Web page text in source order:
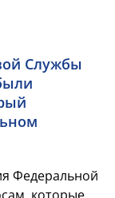
Службы
Федеральной